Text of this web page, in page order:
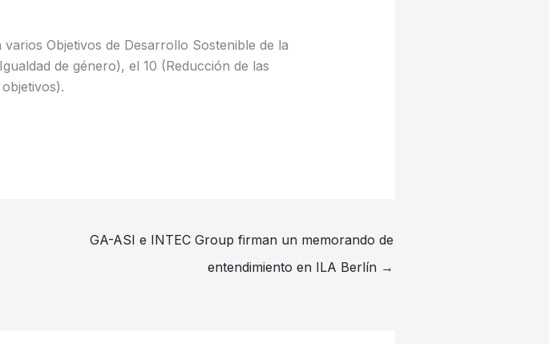
Objetivos de Desarrollo Sostenible de la
de género), el 10 (Reducción de las
GA-ASI e INTEC Group firman un memorando de
entendimiento en ILA Berlín →